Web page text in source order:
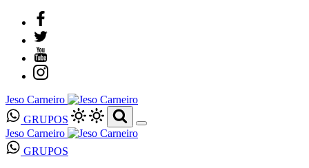
Jeso Carneiro
GRUPOS
Jeso Carneiro
GRUPOS